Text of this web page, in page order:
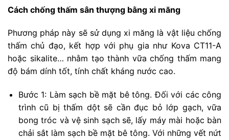
Cách chống thấm sân thượng bằng xi măng
Phương pháp này sẽ sử dụng xi măng là vật liệu chống
thấm chủ đạo, kết hợp với phụ gia như Kova CT11-A
hoặc sikalite… nhằm tạo thành vữa chống thấm mang
độ bám dính tốt, tính chất kháng nước cao.
Bước 1: Làm sạch bề mặt bê tông. Đối với các công
trình cũ bị thấm dột sẽ cần đục bỏ lớp gạch, vữa
bong tróc và vệ sinh sạch sẽ, lấy máy mài hoặc bàn
chải sắt làm sạch bề mặt bê tông. Với những vết nứt